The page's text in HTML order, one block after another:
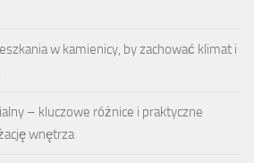
w kamienicy, by zachować klimat i
– kluczowe różnice i praktyczne
wnętrza